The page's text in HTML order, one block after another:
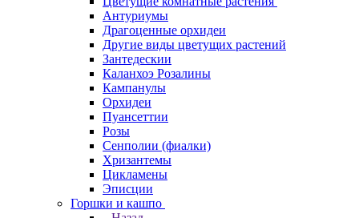
Антуриумы
Драгоценные орхидеи
Другие виды цветущих растений
Зантедескии
Каланхоэ Розалины
Кампанулы
Орхидеи
Пуансеттии
Розы
Сенполии (фиалки)
Хризантемы
Цикламены
Эписции
Горшки и кашпо